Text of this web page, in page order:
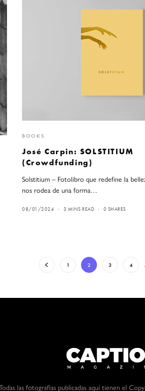
BOOKS
José Carpin: SOLSTITIUM
(Crowdfunding)
Solstitium – Fotolibro que redefine la
nos rodea de una forma…
08/01/2024 3 MINS READ 0 SHARES
1 2 3 4
las fotografías publicadas aquí tienen el